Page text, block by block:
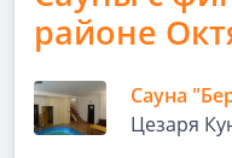
районе
Сауна
Цезаря